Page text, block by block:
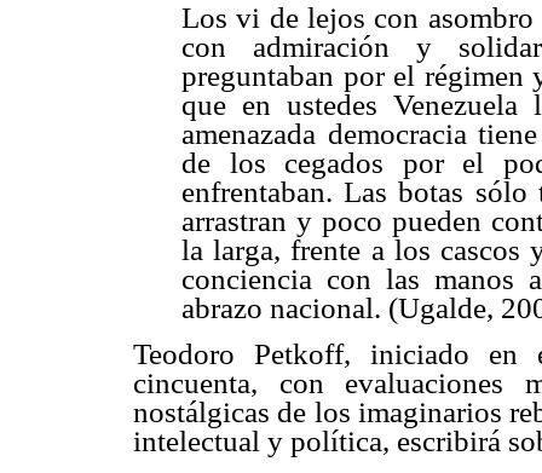
Los vi de lejos con asombro
con admiración y
preguntaban por el régimen
que en ustedes
amenazada democracia
de los cegados por el
enfrentaban. Las botas
arrastran y poco pueden
la larga, frente a los
conciencia con las manos
abrazo nacional. (Ugalde,
Teodoro Petkoff, iniciado
cincuenta, con evaluaciones
nostálgicas de los imaginarios
intelectual y política, escribirá